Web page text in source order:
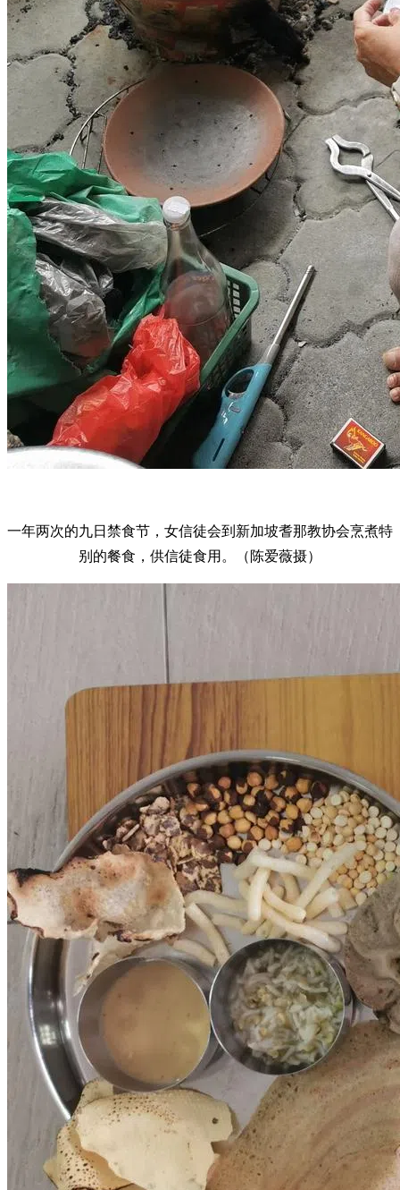
一年两次的九日禁食节，女信徒会到新加坡耆那教协会烹煮特
别的餐食，供信徒食用。（陈爱薇摄）